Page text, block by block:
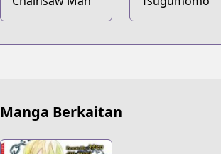
Manga Berkaitan